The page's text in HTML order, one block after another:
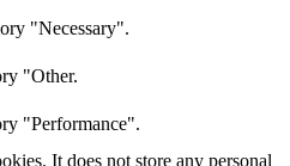
"Necessary".
"Other.
"Performance".
It does not store any personal